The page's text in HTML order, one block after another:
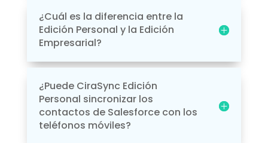
¿Cuál es la diferencia entre la
Edición Personal y la Edición
Empresarial?
¿Puede CiraSync Edición
Personal sincronizar los
contactos de Salesforce con los
teléfonos móviles?